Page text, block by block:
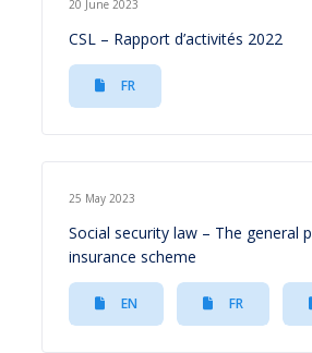
20 June 2023
CSL – Rapport d’activités 2022
FR
25 May 2023
Social security law – The general
insurance scheme
EN FR